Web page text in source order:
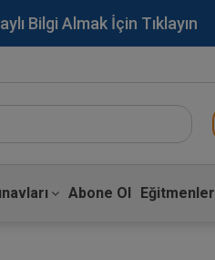
Bilgi Almak İçin Tıklayın
Abone Ol Eğitmenler